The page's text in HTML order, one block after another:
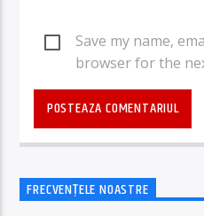
Save my name,
browser for the
FRECVENȚELE NOASTRE